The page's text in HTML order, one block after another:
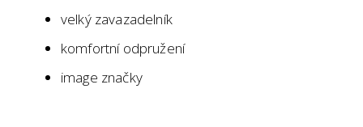
velký zavazadelník
komfortní odpružení
image značky